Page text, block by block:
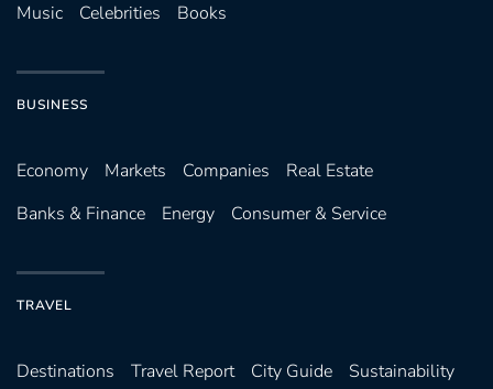
Music
Celebrities Books
BUSINESS
Economy Markets Companies
Real Estate
Banks & Finance
Energy Consumer & Service
TRAVEL
Destinations Travel Report City Guide
Sustainability